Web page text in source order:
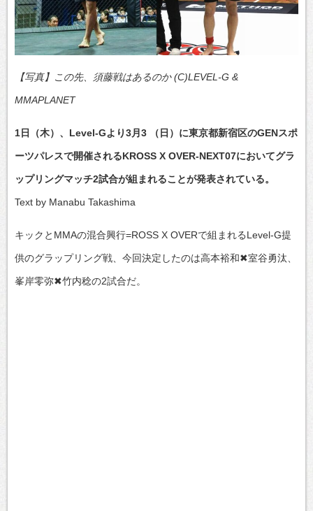
【写真】この先、須藤戦はあるのか (C)LEVEL-G &
MMAPLANET
1日（木）、Level-Gより3月3 （日）に東京都新宿区のGENスポ
ーツパレスで開催されるKROSS X OVER-NEXT07においてグラ
ップリングマッチ2試合が組まれることが発表されている。
Text by Manabu Takashima
キックとMMAの混合興行=ROSS X OVERで組まれるLevel-G提
供のグラップリング戦、今回決定したのは高本裕和✖室谷勇汰、
峯岸零弥✖竹内稔の2試合だ。